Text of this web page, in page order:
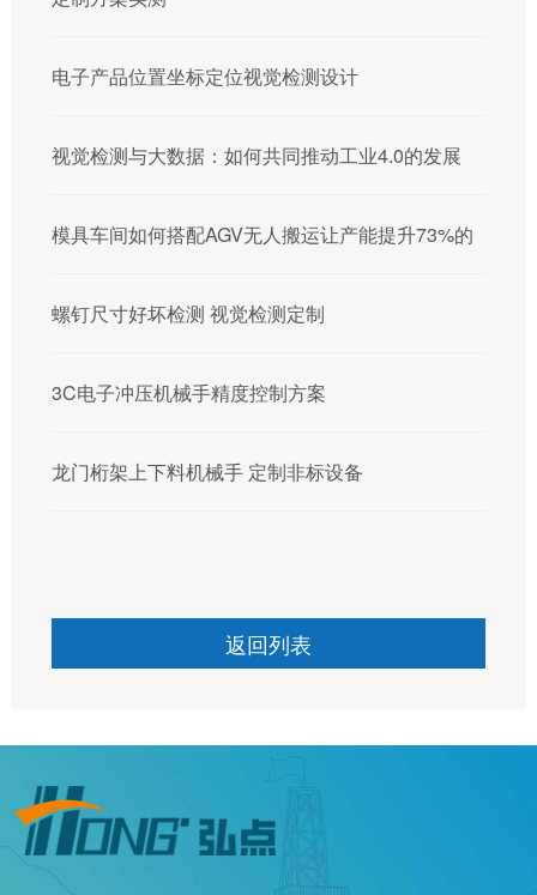
电子产品位置坐标定位视觉检测设计
视觉检测与大数据：如何共同推动工业4.0的发展
模具车间如何搭配AGV无人搬运让产能提升73%的
螺钉尺寸好坏检测 视觉检测定制
3C电子冲压机械手精度控制方案
龙门桁架上下料机械手 定制非标设备
返回列表